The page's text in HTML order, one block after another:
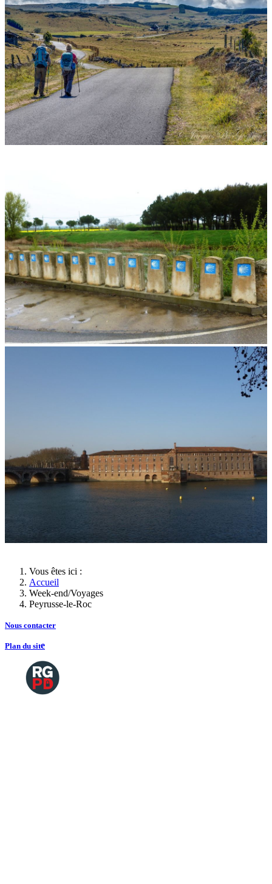
Vous êtes ici :
Accueil
Week-end/Voyages
Peyrusse-le-Roc
Nous contacter
Plan du site